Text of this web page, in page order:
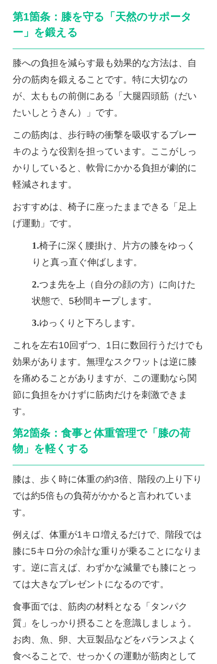
第1箇条：膝を守る「天然のサポータ
ー」を鍛える
膝への負担を減らす最も効果的な方法は、自
分の筋肉を鍛えることです。特に大切なの
が、太ももの前側にある「大腿四頭筋（だい
たいしとうきん）」です。
この筋肉は、歩行時の衝撃を吸収するブレー
キのような役割を担っています。ここがしっ
かりしていると、軟骨にかかる負担が劇的に
軽減されます。
おすすめは、椅子に座ったままできる「足上
げ運動」です。
椅子に深く腰掛け、片方の膝をゆっく
りと真っ直ぐ伸ばします。
つま先を上（自分の顔の方）に向けた
状態で、5秒間キープします。
ゆっくりと下ろします。
これを左右10回ずつ、1日に数回行うだけでも
効果があります。無理なスクワットは逆に膝
を痛めることがありますが、この運動なら関
節に負担をかけずに筋肉だけを刺激できま
す。
第2箇条：食事と体重管理で「膝の荷
物」を軽くする
膝は、歩く時に体重の約3倍、階段の上り下り
では約5倍もの負荷がかかると言われていま
す。
例えば、体重が1キロ増えるだけで、階段では
膝に5キロ分の余計な重りが乗ることになりま
す。逆に言えば、わずかな減量でも膝にとっ
ては大きなプレゼントになるのです。
食事面では、筋肉の材料となる「タンパク
質」をしっかり摂ることを意識しましょう。
お肉、魚、卵、大豆製品などをバランスよく
食べることで、せっかくの運動が筋肉として